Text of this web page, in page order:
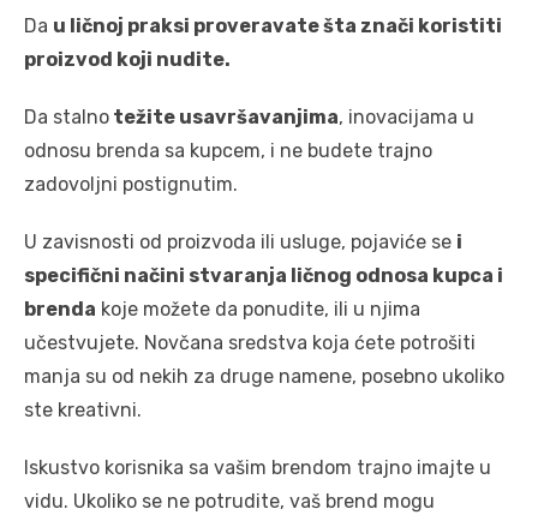
Da u ličnoj praksi proveravate šta znači koristiti
proizvod koji nudite.
Da stalno težite usavršavanjima, inovacijama u
odnosu brenda sa kupcem, i ne budete trajno
zadovoljni postignutim.
U zavisnosti od proizvoda ili usluge, pojaviće se i
specifični načini stvaranja ličnog odnosa kupca i
brenda koje možete da ponudite, ili u njima
učestvujete. Novčana sredstva koja ćete potrošiti
manja su od nekih za druge namene, posebno ukoliko
ste kreativni.
Iskustvo korisnika sa vašim brendom trajno imajte u
vidu. Ukoliko se ne potrudite, vaš brend mogu